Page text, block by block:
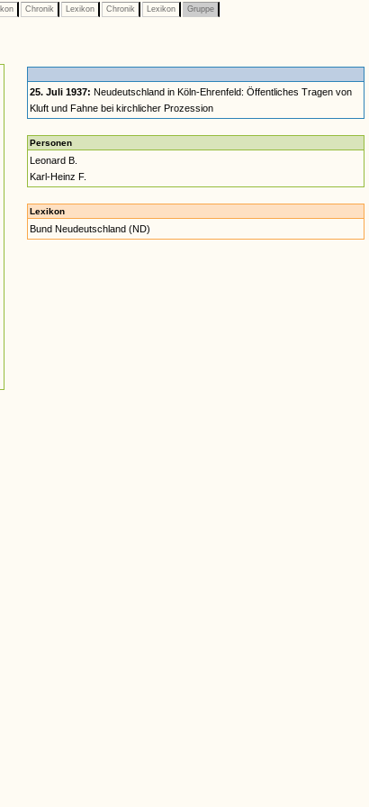
Chronik Lexikon Chronik Lexikon Gruppe
25. Juli 1937: Neudeutschland in Köln-Ehrenfeld: Öffentliches Tragen von
Kluft und Fahne bei kirchlicher Prozession
Personen
Leonard B.
Karl-Heinz F.
Lexikon
Bund Neudeutschland (ND)